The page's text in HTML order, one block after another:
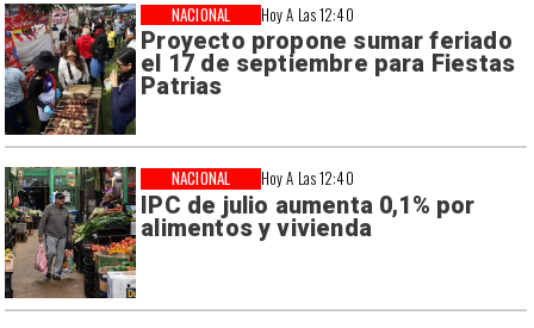
Hoy A Las 12:40
Proyecto propone sumar feriado
el 17 de septiembre para Fiestas
Patrias
NACIONAL
Hoy A Las 12:40
IPC de julio aumenta 0,1% por
alimentos y vivienda
NACIONAL